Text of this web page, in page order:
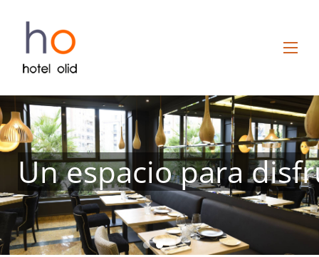
Un espacio para